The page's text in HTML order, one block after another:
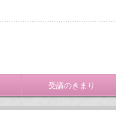
受講のきまり